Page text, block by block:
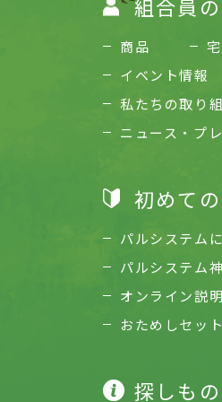
組合員
商品
イベント情報
私たちの取り
ニュース・プ
初めて
パルシステム
パルシステム
オンライン説
おためしセッ
探しも